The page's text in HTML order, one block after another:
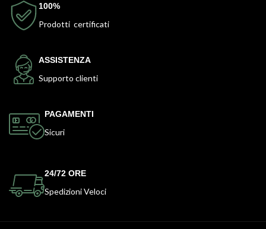
100%
Prodotti certificati
ASSISTENZA
Supporto clienti
PAGAMENTI
Sicuri
24/72 ORE
Spedizioni Veloci